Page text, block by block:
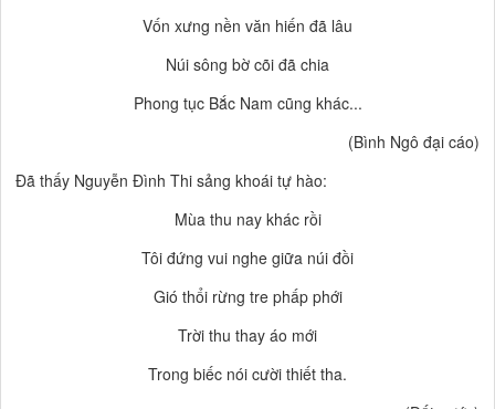
Vốn xưng nền văn hiến đã lâu
Núi sông bờ cõi đã chia
Phong tục Bắc Nam cũng khác...
(Bình Ngô đại cáo)
Đã thấy Nguyễn Đình Thi sảng khoái tự hào:
Mùa thu nay khác rồi
Tôi đứng vui nghe giữa núi đồi
Gió thổi rừng tre phấp phới
Trời thu thay áo mới
Trong biếc nói cười thiết tha.